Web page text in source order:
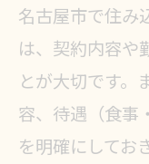
名古屋市で住み
は、契約内容や
とが大切です。
容、待遇（食事
を明確にしてお